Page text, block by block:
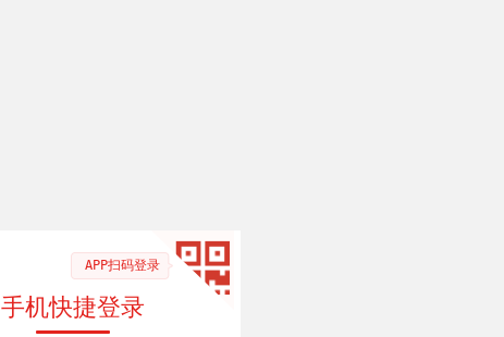
APP扫码登录
手机快捷登录